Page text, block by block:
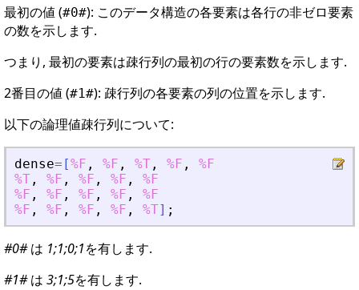
最初の値 (#0#): このデータ構造の各要素は各行の非ゼロ要素
の数を示します.
つまり, 最初の要素は疎行列の最初の行の要素数を示します.
2番目の値 (#1#): 疎行列の各要素の列の位置を示します.
以下の論理値疎行列について:
dense= [%F , %F , %T , %F ,
%F
%T , %F , %F , %F ,
%F
%F , %F , %F , %F ,
%F
%F , %F , %F , %F , %T] ;
#0#は 1;1;0;1を有します.
#1#は 3;1;5を有します.